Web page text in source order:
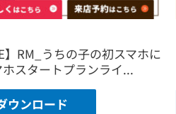
】RM_うちの子の初スマホに
ホスタートプランライ...
ウンロード